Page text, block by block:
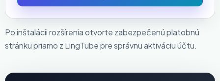
Po inštalácii rozšírenia otvorte zabezpečenú platobnú
stránku priamo z LingTube pre správnu aktiváciu účtu.